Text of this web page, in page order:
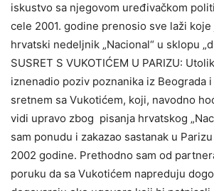
iskustvo sa njegovom uređivačkom
cele 2001. godine prenosio sve laži
hrvatski nedeljnik „Nacional“ u sklopu
SUSRET S VUKOTIĆEM U PARIZU:
iznenadio poziv poznanika iz Beograda
sretnem sa Vukotićem, koji, navodno
vidi upravo zbog pisanja hrvatskog
sam ponudu i zakazao sastanak u
2002 godine. Prethodno sam od
poruku da sa Vukotićem napreduju